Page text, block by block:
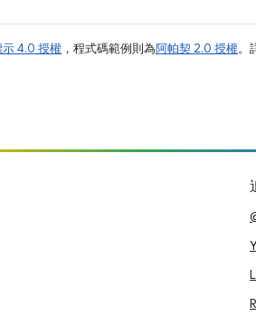
4.0 授權 ，程式碼範例則為阿帕契 2.0 授權。